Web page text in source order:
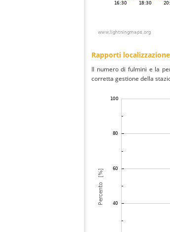
Rapporti
Il numero di fulmini e la
corretta gestione della